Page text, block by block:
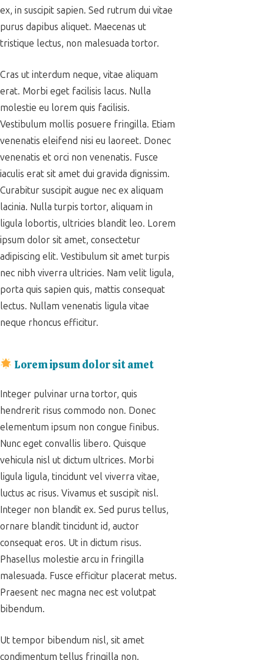
ex, in suscipit sapien. Sed rutrum dui vitae
purus dapibus aliquet. Maecenas ut
tristique lectus, non malesuada tortor.
Cras ut interdum neque, vitae aliquam
erat. Morbi eget facilisis lacus. Nulla
molestie eu lorem quis facilisis.
Vestibulum mollis posuere fringilla. Etiam
venenatis eleifend nisi eu laoreet. Donec
venenatis et orci non venenatis. Fusce
iaculis erat sit amet dui gravida dignissim.
Curabitur suscipit augue nec ex aliquam
lacinia. Nulla turpis tortor, aliquam in
ligula lobortis, ultricies blandit leo. Lorem
ipsum dolor sit amet, consectetur
adipiscing elit. Vestibulum sit amet turpis
nec nibh viverra ultricies. Nam velit ligula,
porta quis sapien quis, mattis consequat
lectus. Nullam venenatis ligula vitae
neque rhoncus efficitur.
Lorem ipsum dolor sit amet
Integer pulvinar urna tortor, quis
hendrerit risus commodo non. Donec
elementum ipsum non congue finibus.
Nunc eget convallis libero. Quisque
vehicula nisl ut dictum ultrices. Morbi
ligula ligula, tincidunt vel viverra vitae,
luctus ac risus. Vivamus et suscipit nisl.
Integer non blandit ex. Sed purus tellus,
ornare blandit tincidunt id, auctor
consequat eros. Ut in dictum risus.
Phasellus molestie arcu in fringilla
malesuada. Fusce efficitur placerat metus.
Praesent nec magna nec est volutpat
bibendum.
Ut tempor bibendum nisl, sit amet
condimentum tellus fringilla non.